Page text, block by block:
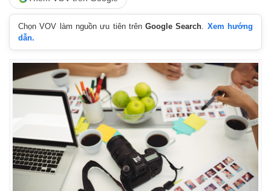
Chọn VOV làm nguồn ưu tiên trênGoogle Search. Xem hướng
dẫn.